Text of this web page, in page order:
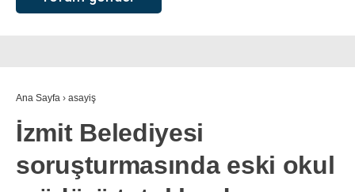
Ana Sayfa › asayiş
İzmit Belediyesi
soruşturmasında eski okul